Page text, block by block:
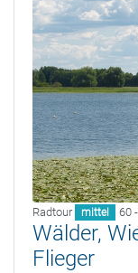
Radtour mittel 60
Wälder,
Flieger